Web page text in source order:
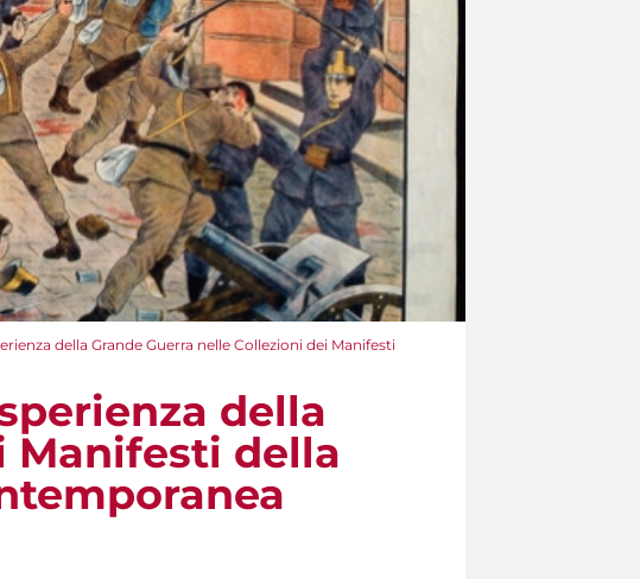
della Grande Guerra nelle Collezioni dei Manifesti
della
Manifesti della